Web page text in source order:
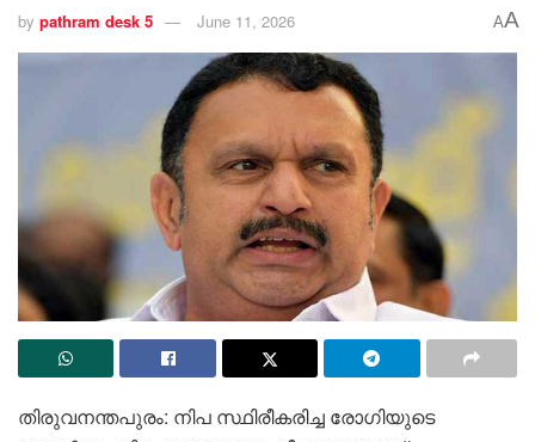
by pathram desk 5 June 11, 2026 AA
തിരുവനന്തപുരം: നിപ സ്ഥിരീകരിച്ച രോഗിയുടെ